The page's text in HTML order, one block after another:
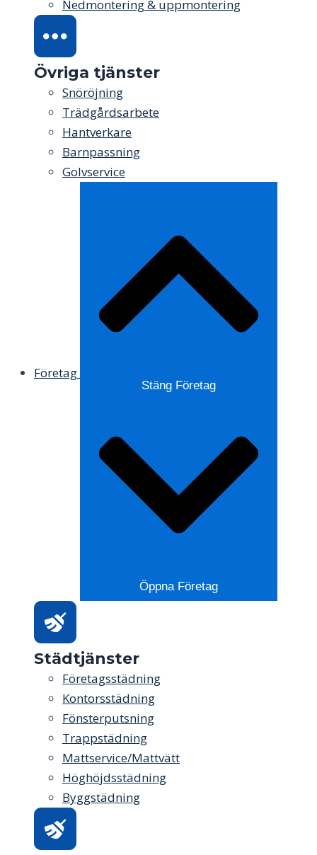
Nedmontering & uppmontering
Övriga tjänster
Snöröjning
Trädgårdsarbete
Hantverkare
Barnpassning
Golvservice
Företag
Stäng Företag
Öppna Företag
Städtjänster
Företagsstädning
Kontorsstädning
Fönsterputsning
Trappstädning
Mattservice/Mattvätt
Höghöjdsstädning
Byggstädning